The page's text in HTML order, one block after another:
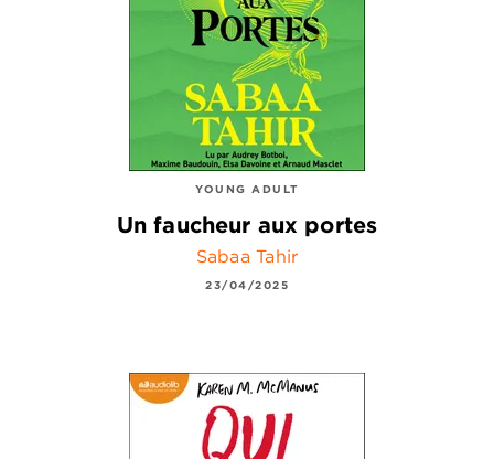
YOUNG ADULT
Un faucheur aux portes
Sabaa Tahir
23/04/2025